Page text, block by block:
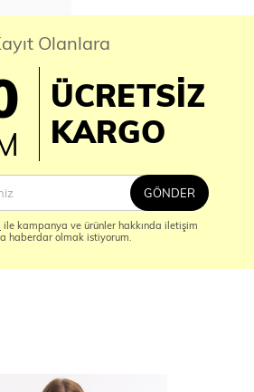
Olanlara
ÜCRETSİZ
KARGO
GÖNDER
ile kampanya ve ürünler hakkında iletişim
haberdar olmak istiyorum.